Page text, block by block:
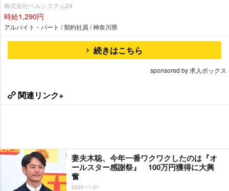
株式会社ベルシステム24
時給1,290円
アルバイト・パート / 契約社員 / 神奈川県
続きはこちら
sponsored by 求人ボックス
関連リンク+
妻夫木聡、今年一番ワクワクしたのは『オ
ールスター感謝祭』 100万円獲得に大興
奮
2025-11-21